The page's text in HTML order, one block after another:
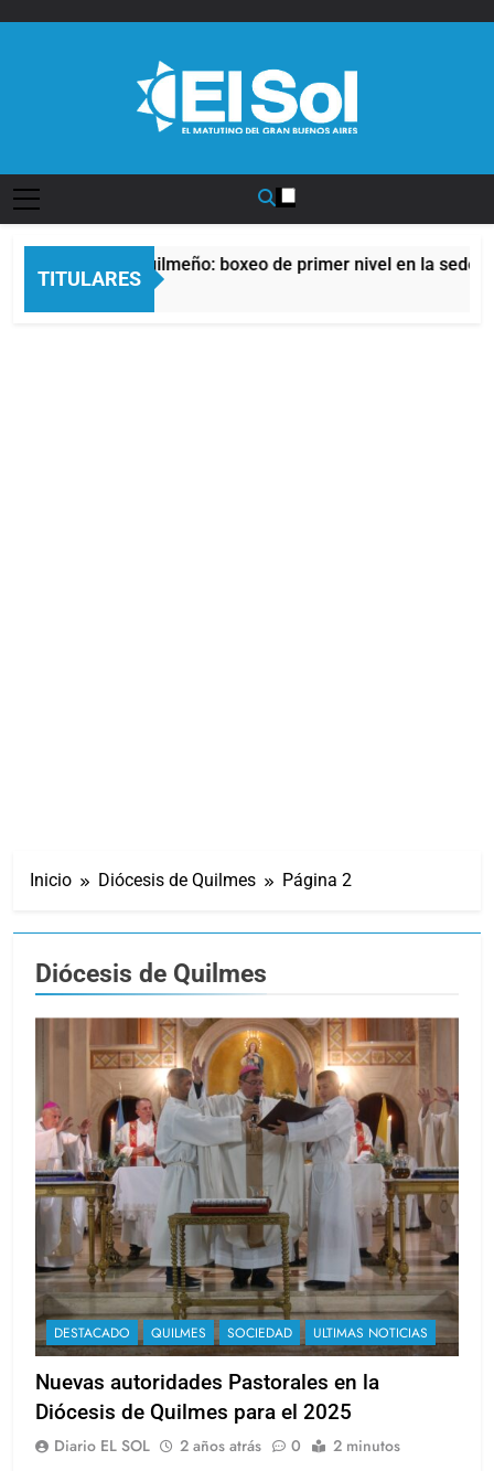
TITULARES
Afro Quilmeño: boxeo de primer nivel en la sede de Quilmes
Inicio Diócesis de Quilmes Página 2
Diócesis de Quilmes
DESTACADO QUILMES SOCIEDAD ULTIMAS NOTICIAS
Nuevas autoridades Pastorales en la
Diócesis de Quilmes para el 2025
Diario EL SOL 2 años atrás 0 2 minutos